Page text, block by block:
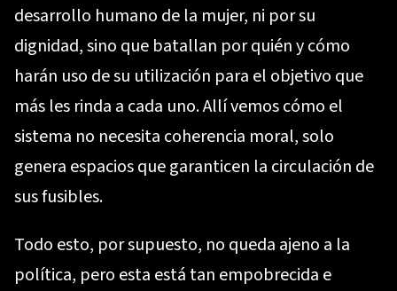
desarrollo humano de la mujer, ni por su
dignidad, sino que batallan por quién y cómo
harán uso de su utilización para el objetivo que
más les rinda a cada uno. Allí vemos cómo el
sistema no necesita coherencia moral, solo
genera espacios que garanticen la circulación de
sus fusibles.
Todo esto, por supuesto, no queda ajeno a la
política, pero esta está tan empobrecida e